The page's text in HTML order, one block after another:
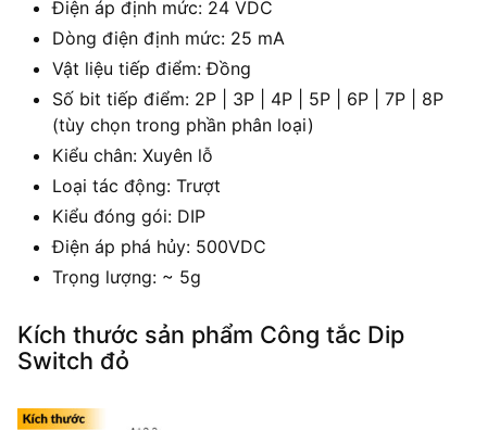
Điện áp định mức: 24 VDC
Dòng điện định mức: 25 mA
Vật liệu tiếp điểm: Đồng
Số bit tiếp điểm: 2P | 3P | 4P | 5P | 6P | 7P | 8P
(tùy chọn trong phần phân loại)
Kiểu chân: Xuyên lỗ
Loại tác động: Trượt
Kiểu đóng gói: DIP
Điện áp phá hủy: 500VDC
Trọng lượng: ~ 5g
Kích thước sản phẩm Công tắc Dip
Switch đỏ